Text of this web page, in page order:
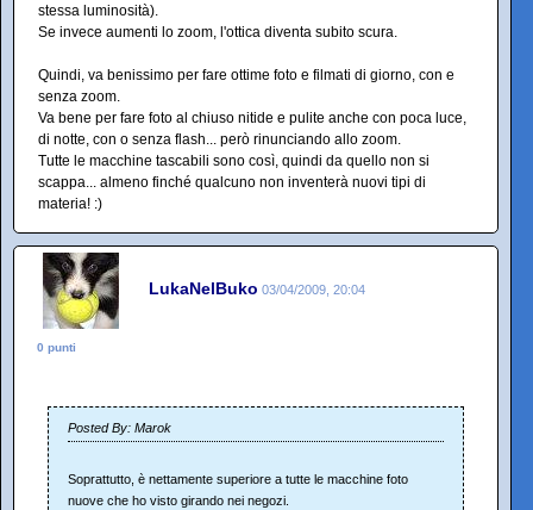
stessa luminosità).
Se invece aumenti lo zoom, l'ottica diventa subito scura.
Quindi, va benissimo per fare ottime foto e filmati di giorno, con e
senza zoom.
Va bene per fare foto al chiuso nitide e pulite anche con poca luce,
di notte, con o senza flash... però rinunciando allo zoom.
Tutte le macchine tascabili sono così, quindi da quello non si
scappa... almeno finché qualcuno non inventerà nuovi tipi di
materia! :)
LukaNelBuko 03/04/2009, 20:04
0 punti
Posted By: Marok
Soprattutto, è nettamente superiore a tutte le macchine foto
nuove che ho visto girando nei negozi.